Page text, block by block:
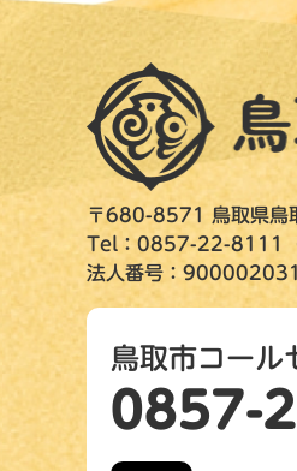
〒680-8571 鳥取県鳥
Tel：0857-22-8111（
法人番号：
鳥取市コール
0857-